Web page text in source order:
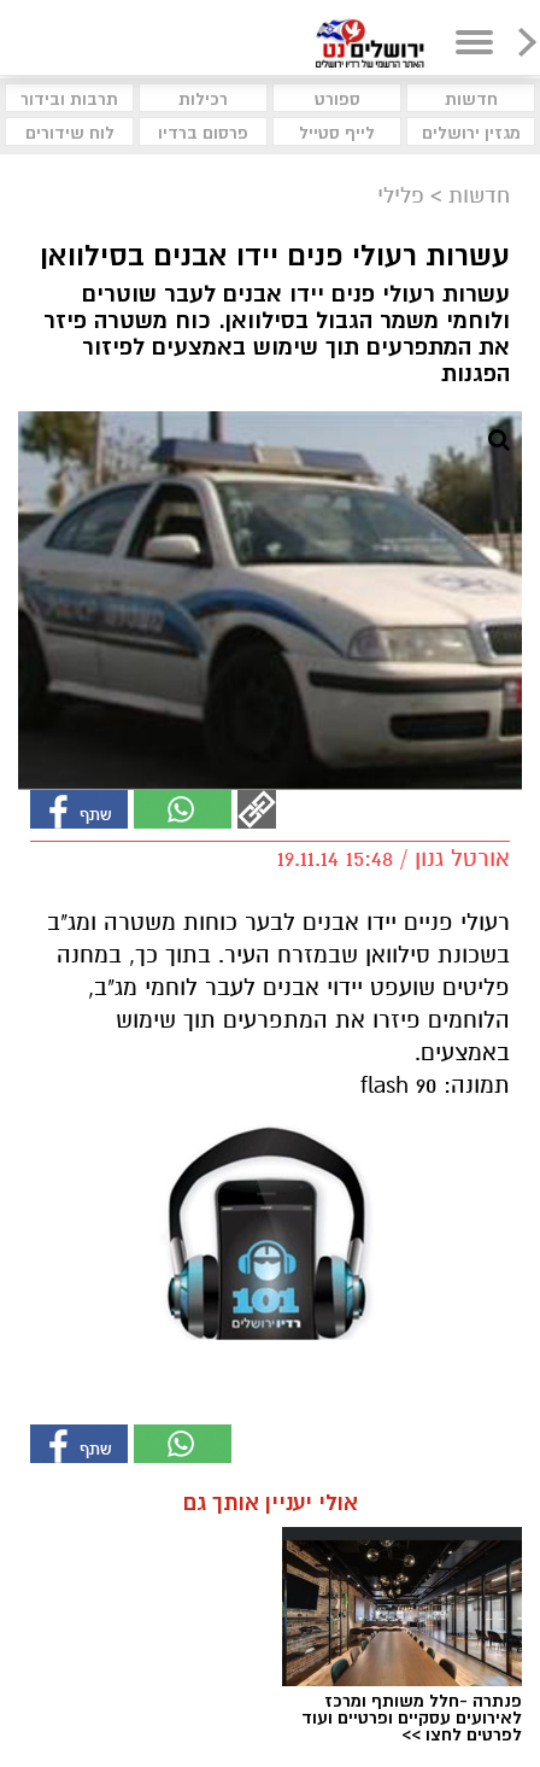
חדשות ספורט רכילות
תרבות ובידור
מגזין ירושלים
לייף סטייל פרסום ברדיו לוח שידורים
חדשות > פלילי
עשרות רעולי פנים יידו אבנים בסילוואן
עשרות רעולי פנים יידו אבנים לעבר שוטרים
ולוחמי משמר הגבול בסילוואן. כוח משטרה פיזר
את המתפרעים תוך שימוש באמצעים לפיזור
הפגנות
אורטל גנון / 15:48 19.11.14
רעולי פניים יידו אבנים לבער כוחות משטרה ומג"ב
בשכונת סילוואן שבמזרח העיר. בתוך כך, במחנה
פליטים שועפט יידוי אבנים לעבר לוחמי מג"ב,
הלוחמים פיזרו את המתפרעים תוך שימוש
באמצעים.
תמונה: flash 90
אולי יעניין אותך גם
פנתרה -חלל משותף ומרכז
לאירועים עסקיים ופרטיים ועוד
לפרטים לחצו >>